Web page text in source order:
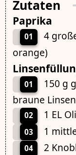
Zutaten
Paprika
01
4
orange)
01
150 g
braune Linsen
02 1 EL
03 1
04 2